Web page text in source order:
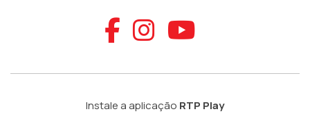
Aceder ao
Aceder ao
Aceder
Instale a aplicação RTP Play